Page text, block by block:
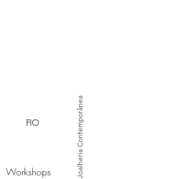
Joalheria Contemporânea
FIO
Workshops